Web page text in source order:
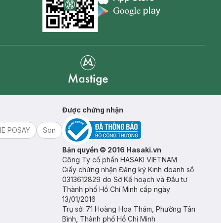
Appstore icon
POSAY
Son
Được chứng nhận
Bản quyền © 2016 Hasaki.vn
Công Ty cổ phần HASAKI VIETNAM
Giấy chứng nhận Đăng ký Kinh doanh số
0313612829 do Sở Kế hoạch và Đầu tư
Thành phố Hồ Chí Minh cấp ngày
13/01/2016
Trụ sở: 71 Hoàng Hoa Thám, Phường Tân
Bình, Thành phố Hồ Chí Minh